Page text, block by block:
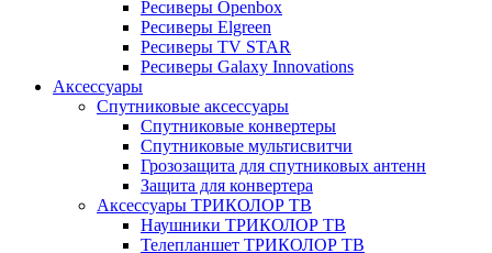
Ресиверы Openbox
Ресиверы Elgreen
Ресиверы TV STAR
Ресиверы Galaxy Innovations
Аксессуары
Спутниковые аксессуары
Спутниковые конвертеры
Спутниковые мультисвитчи
Грозозащита для спутниковых антенн
Защита для конвертера
Аксессуары ТРИКОЛОР ТВ
Наушники ТРИКОЛОР ТВ
Телепланшет ТРИКОЛОР ТВ